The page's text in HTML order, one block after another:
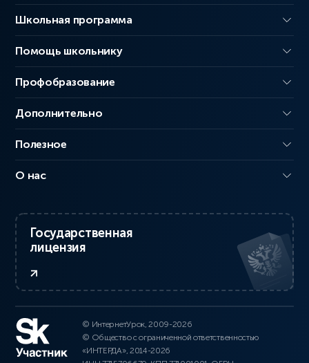
Школьная программа
Помощь школьнику
Профобразование
Дополнительно
Полезное
О нас
Государственная
лицензия
© ИнтернетУрок, 2009-2026
© Общество с ограниченной ответственностью
«ИНТЕРДА», 2014-2026